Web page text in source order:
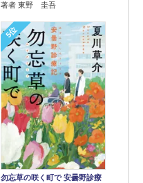
著者 東野 圭吾
5位
勿忘草の咲く町で 安曇野診療